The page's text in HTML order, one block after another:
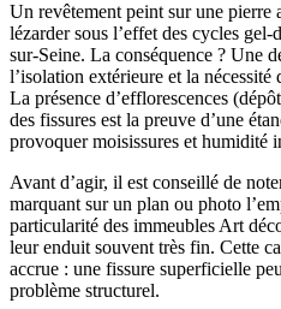
Un revêtement peint sur une pierre
lézarder sous l’effet des cycles
sur-Seine. La conséquence ? Une
l’isolation extérieure et la nécessité
La présence d’efflorescences
des fissures est la preuve d’une
provoquer moisissures et humidité
Avant d’agir, il est conseillé de
marquant sur un plan ou photo
particularité des immeubles Art
leur enduit souvent très fin. Cette
accrue : une fissure superficielle
problème structurel.